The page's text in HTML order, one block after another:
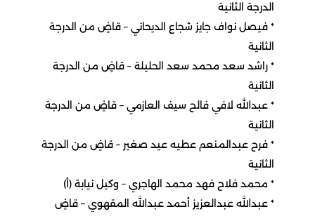
الدرجة الثانية
٭ فيصل نواف جايز شجاع الديحاني – قاضٍ من الدرجة
الثانية
٭ راشد سعد محمد سعد الحليلة – قاضٍ من الدرجة
الثانية
٭ عبدالله لافي فالح سيف العازمي – قاضٍ من الدرجة
الثانية
٭ فرح عبدالمنعم عطيه عيد صغير – قاضٍ من الدرجة
الثانية
٭ محمد فلاح فهد محمد الهاجري – وكيل نيابة (أ)
٭ عبدالله عبدالعزيز أحمد عبدالله المقهوي – قاضٍ